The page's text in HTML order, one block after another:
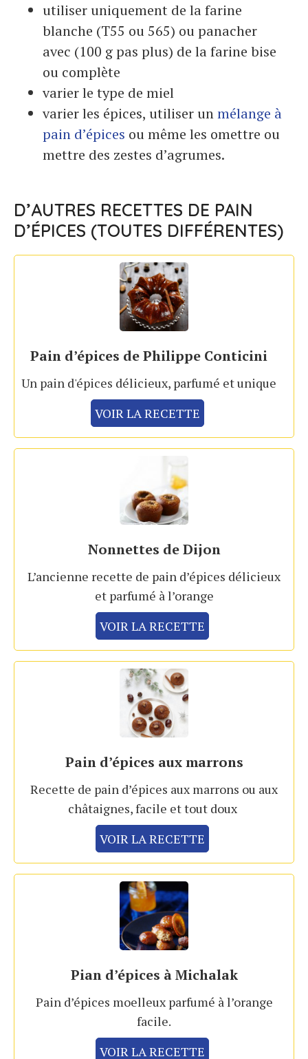
utiliser uniquement de la farine
blanche (T55 ou 565) ou panacher
avec (100 g pas plus) de la farine bise
ou complète
varier le type de miel
varier les épices, utiliser unmélange à
pain d’épices ou même les omettre ou
mettre des zestes d’agrumes.
D’AUTRES RECETTES DE PAIN
D’ÉPICES (TOUTES DIFFÉRENTES)
Pain d’épices de Philippe Conticini
Un pain d'épices délicieux, parfumé et unique
VOIR LA RECETTE
Nonnettes de Dijon
L’ancienne recette de pain d’épices délicieux
et parfumé à l’orange
VOIR LA RECETTE
Pain d’épices aux marrons
Recette de pain d’épices aux marrons ou aux
châtaignes, facile et tout doux
VOIR LA RECETTE
Pian d’épices à Michalak
Pain d’épices moelleux parfumé à l’orange
facile.
VOIR LA RECETTE